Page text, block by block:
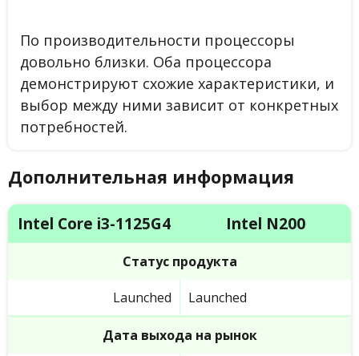
По производительности процессоры
довольно близки. Оба процессора
демонстрируют схожие характеристики, и
выбор между ними зависит от конкретных
потребностей.
Дополнительная информация
Intel Core i3-1125G4 Intel N200
Статус продукта
Launched Launched
Дата выхода на рынок